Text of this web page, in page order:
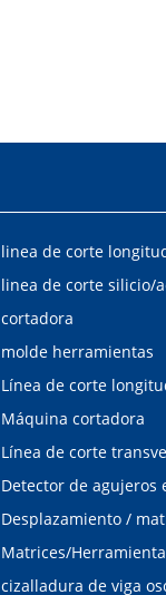
linea de corte
linea de corte silicio/
cortadora
molde herramientas
Línea de corte
Máquina cortadora
Desplazamiento /